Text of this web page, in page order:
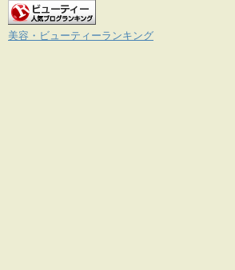
美容・ビューティーランキング